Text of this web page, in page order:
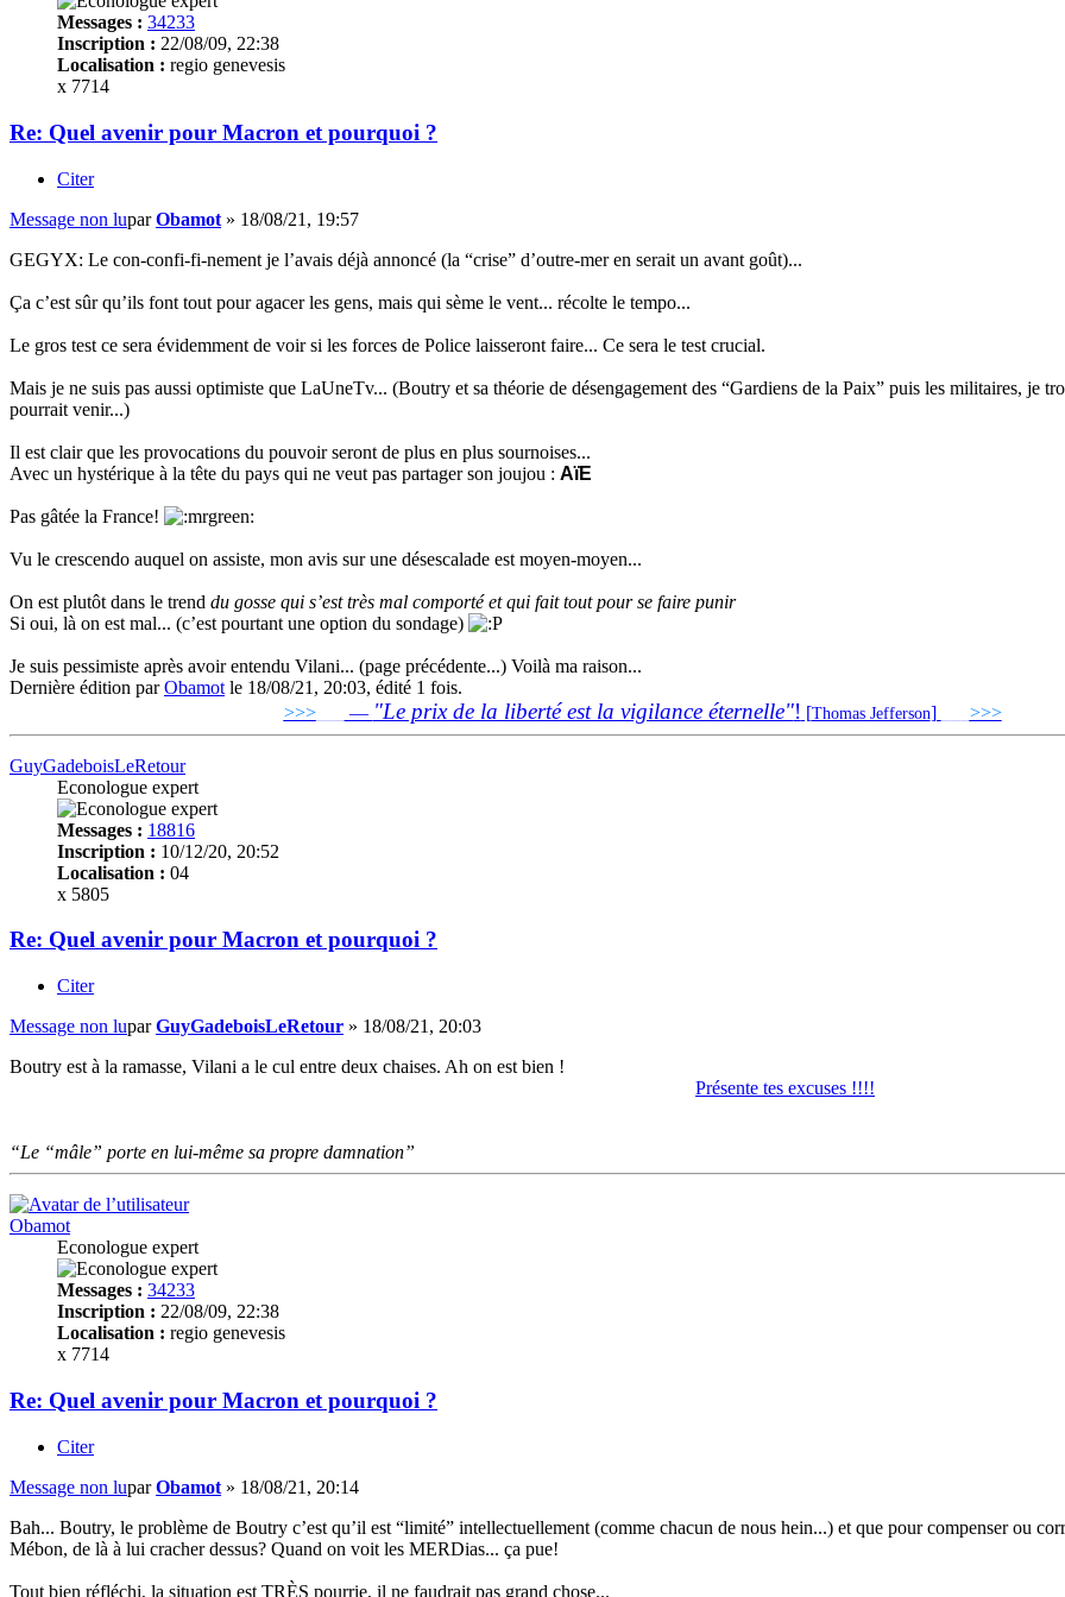
Messages : 34233
Inscription : 22/08/09, 22:38
Localisation : regio genevesis
x 7714
Re: Quel avenir pour Macron et pourquoi ?
Citer
Message non luparObamot » 18/08/21, 19:57
GEGYX: Le con-confi-fi-nement je l’avais déjà annoncé (la “crise” d’outre-mer en serait un avant goût)...
Ça c’est sûr qu’ils font tout pour agacer les gens, mais qui sème le vent... récolte le tempo...
Le gros test ce sera évidemment de voir si les forces de Police laisseront faire... Ce sera le test crucial.
Mais je ne suis pas aussi optimiste que LaUneTv... (Boutry et sa théorie de désengagement des “Gardiens de la Paix” puis les militaires, je
pourrait venir...)
Il est clair que les provocations du pouvoir seront de plus en plus sournoises...
Avec un hystérique à la tête du pays qui ne veut pas partager son joujou : AïE
Pas gâtée la France!
Vu le crescendo auquel on assiste, mon avis sur une désescalade est moyen-moyen...
On est plutôt dans le trend du gosse qui s’est très mal comporté et qui fait tout pour se faire punir
Si oui, là on est mal... (c’est pourtant une option du sondage)
Je suis pessimiste après avoir entendu Vilani... (page précédente...) Voilà ma raison...
Dernière édition parObamot le 18/08/21, 20:03, édité 1 fois.
>>>___ — "Le prix de la liberté est la vigilance éternelle"! [Thomas Jefferson] >>>
GuyGadeboisLeRetour
Econologue expert
Messages : 18816
Inscription : 10/12/20, 20:52
Localisation : 04
x 5805
Re: Quel avenir pour Macron et pourquoi ?
Citer
Message non luparGuyGadeboisLeRetour » 18/08/21, 20:03
Boutry est à la ramasse, Vilani a le cul entre deux chaises. Ah on est bien !
Présente tes excuses !!!!
“Le “mâle” porte en lui-même sa propre damnation”
Obamot
Econologue expert
Messages : 34233
Inscription : 22/08/09, 22:38
Localisation : regio genevesis
x 7714
Re: Quel avenir pour Macron et pourquoi ?
Citer
Message non luparObamot » 18/08/21, 20:14
Bah... Boutry, le problème de Boutry c’est qu’il est “limité” intellectuellement (comme chacun de nous hein...) et que pour compenser ou
Mébon, de là à lui cracher dessus? Quand on voit les MERDias... ça pue!
Tout bien réfléchi, la situation est TRÈS pourrie, il ne faudrait pas grand chose...